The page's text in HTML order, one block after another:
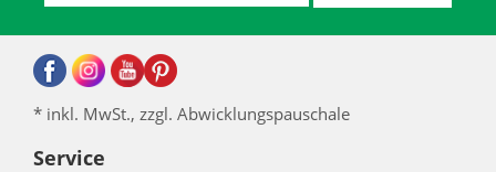
* inkl. MwSt., zzgl. Abwicklungspauschale
Service